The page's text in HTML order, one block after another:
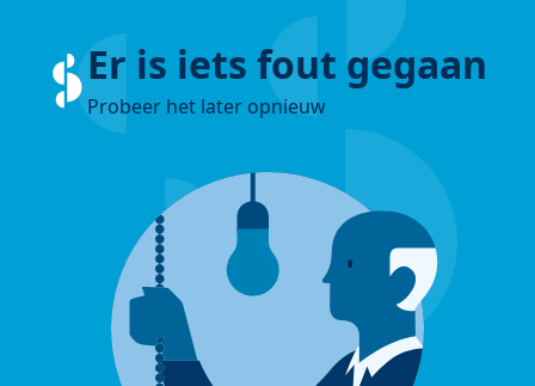
Er is iets fout gegaan
Probeer het later opnieuw